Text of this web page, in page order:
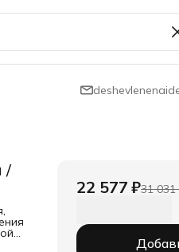
/
22 577 ₽31 031